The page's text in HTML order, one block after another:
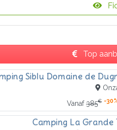
Top
Siblu Domaine de
Vanaf385€ -
Camping La Grande